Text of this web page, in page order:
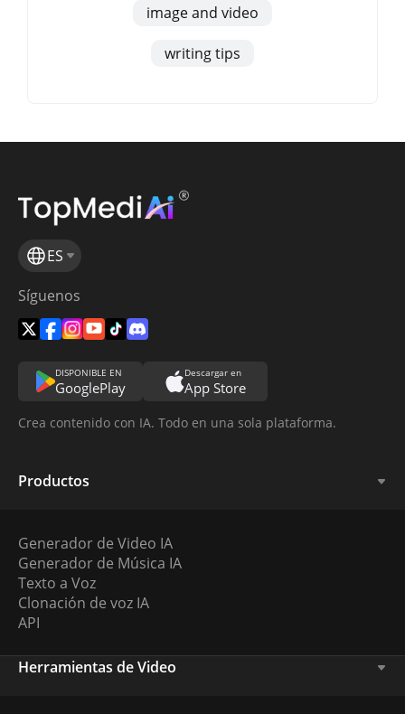
image and video
writing tips
ES
Síguenos
DISPONIBLE EN
GooglePlay
Descargar en
App Store
Crea contenido con IA. Todo en una sola plataforma.
Productos
Generador de Video IA
Generador de Música IA
Texto a Voz
Clonación de voz IA
API
Herramientas de Video